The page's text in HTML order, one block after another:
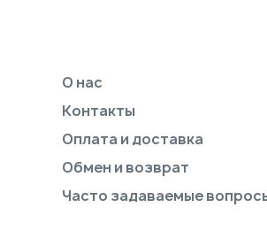
О нас
Контакты
Оплата и доставка
Обмен и возврат
Часто задаваемые